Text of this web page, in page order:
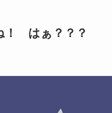
！ はぁ？？？